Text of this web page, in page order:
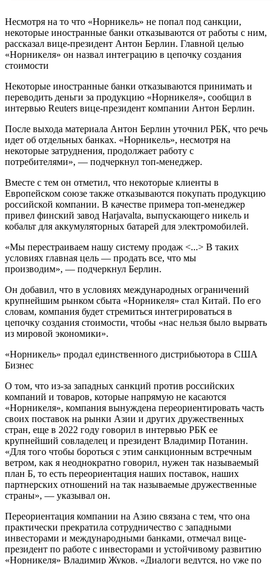
Несмотря на то что «Норникель» не попал под санкции,
некоторые иностранные банки отказываются от работы с ним,
рассказал вице-президент Антон Берлин. Главной целью
«Норникеля» он назвал интеграцию в цепочку создания
стоимости
Некоторые иностранные банки отказываются принимать и
переводить деньги за продукцию «Норникеля», сообщил в
интервью Reuters вице-президент компании Антон Берлин.
После выхода материала Антон Берлин уточнил РБК, что речь
идет об отдельных банках. «Норникель», несмотря на
некоторые затруднения, продолжает работу с
потребителями», — подчеркнул топ-менеджер.
Вместе с тем он отметил, что некоторые клиенты в
Европейском союзе также отказываются покупать продукцию
российской компании. В качестве примера топ-менеджер
привел финский завод Harjavalta, выпускающего никель и
кобальт для аккумуляторных батарей для электромобилей.
«Мы перестраиваем нашу систему продаж <...> В таких
условиях главная цель — продать все, что мы
производим», — подчеркнул Берлин.
Он добавил, что в условиях международных ограничений
крупнейшим рынком сбыта «Норникеля» стал Китай. По его
словам, компания будет стремиться интегрироваться в
цепочку создания стоимости, чтобы «нас нельзя было вырвать
из мировой экономики».
«Норникель» продал единственного дистрибьютора в США
Бизнес
О том, что из-за западных санкций против российских
компаний и товаров, которые напрямую не касаются
«Норникеля», компания вынуждена переориентировать часть
своих поставок на рынки Азии и других дружественных
стран, еще в 2022 году говорил в интервью РБК ее
крупнейший совладелец и президент Владимир Потанин.
«Для того чтобы бороться с этим санкционным встречным
ветром, как я неоднократно говорил, нужен так называемый
план Б, то есть переориентация наших поставок, наших
партнерских отношений на так называемые дружественные
страны», — указывал он.
Переориентация компании на Азию связана с тем, что она
практически прекратила сотрудничество с западными
инвесторами и международными банками, отмечал вице-
президент по работе с инвесторами и устойчивому развитию
«Норникеля» Владимир Жуков. «Диалоги ведутся, но уже по